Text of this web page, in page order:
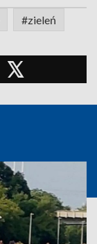
#zieleń